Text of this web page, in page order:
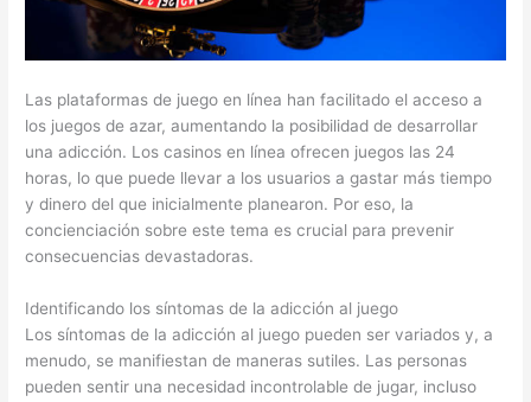
Las plataformas de juego en línea han facilitado el acceso a
los juegos de azar, aumentando la posibilidad de desarrollar
una adicción. Los casinos en línea ofrecen juegos las 24
horas, lo que puede llevar a los usuarios a gastar más tiempo
y dinero del que inicialmente planearon. Por eso, la
concienciación sobre este tema es crucial para prevenir
consecuencias devastadoras.
Identificando los síntomas de la adicción al juego
Los síntomas de la adicción al juego pueden ser variados y, a
menudo, se manifiestan de maneras sutiles. Las personas
pueden sentir una necesidad incontrolable de jugar, incluso